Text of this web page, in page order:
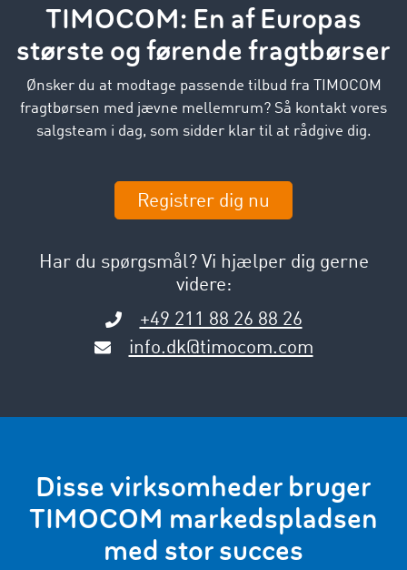
TIMOCOM: En af Europas
største og førende fragtbørser
Ønsker du at modtage passende tilbud fra TIMOCOM
fragtbørsen med jævne mellemrum? Så kontakt vores
salgsteam i dag, som sidder klar til at rådgive dig.
Registrer dig nu
Har du spørgsmål? Vi hjælper dig gerne
videre:
+49 211 88 26 88 26
info.dk@timocom.com
Disse virksomheder bruger
TIMOCOM markedspladsen
med stor succes